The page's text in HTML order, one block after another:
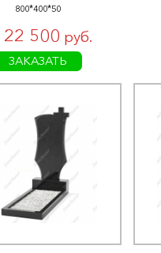
800*400*50
22 500 руб.
ЗАКАЗАТЬ